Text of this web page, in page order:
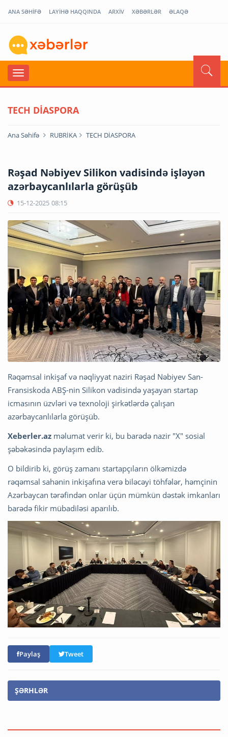
ANA SƏHİFƏ LAYİHƏ HAQQINDA ARXİV XƏBƏRLƏR ƏLAQƏ
TECH DİASPORA
Ana Səhifə RUBRİKA TECH DİASPORA
Rəşad Nəbiyev Silikon vadisində işləyən
azərbaycanlılarla görüşüb
15-12-2025 08:15
Rəqəmsal inkişaf və nəqliyyat naziri Rəşad Nəbiyev San-
Fransiskoda ABŞ-nin Silikon vadisində yaşayan startap
icmasının üzvləri və texnoloji şirkətlərdə çalışan
azərbaycanlılarla görüşüb.
Xeberler.az məlumat verir ki, bu barədə nazir "X" sosial
şəbəkəsində paylaşım edib.
O bildirib ki, görüş zamanı startapçıların ölkəmizdə
rəqəmsal sahənin inkişafına verə biləcəyi töhfələr, həmçinin
Azərbaycan tərəfindən onlar üçün mümkün dəstək imkanları
barədə fikir mübadiləsi aparılıb.
Paylaş Tweet
ŞƏRHLƏR